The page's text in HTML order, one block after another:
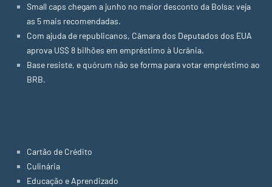
Small caps chegam a junho no maior desconto da Bolsa; veja
as 5 mais recomendadas.
Com ajuda de republicanos, Câmara dos Deputados dos EUA
aprova US$ 8 bilhões em empréstimo à Ucrânia.
Base resiste, e quórum não se forma para votar empréstimo ao
BRB.
Cartão de Crédito
Culinária
Educação e Aprendizado